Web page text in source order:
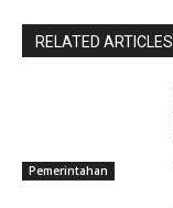
RELATED ARTICLES
Pemerintahan